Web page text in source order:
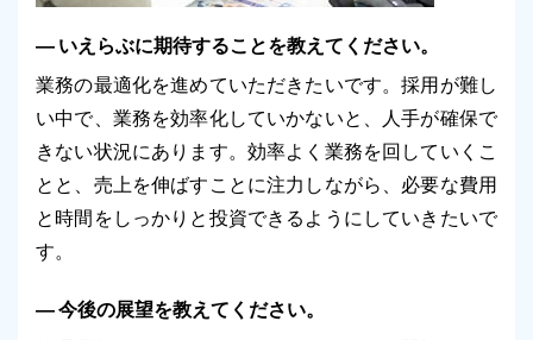
いえらぶに期待することを教えてください。
業務の最適化を進めていただきたいです。採用が難し
い中で、業務を効率化していかないと、人手が確保で
きない状況にあります。効率よく業務を回していくこ
とと、売上を伸ばすことに注力しながら、必要な費用
と時間をしっかりと投資できるようにしていきたいで
す。
今後の展望を教えてください。